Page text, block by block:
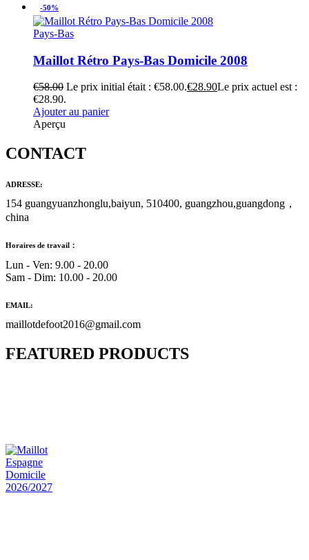
-50%
Pays-Bas
Maillot Rétro Pays-Bas Domicile 2008
€58.00 Le prix initial était : €58.00.€28.90Le prix actuel est :
€28.90.
Ajouter au panier
Aperçu
CONTACT
ADRESSE:
154 guangyuanzhonglu,baiyun, 510400, guangzhou,guangdong，
china
Horaires de travail：
Lun - Ven: 9.00 - 20.00
Sam - Dim: 10.00 - 20.00
EMAIL:
maillotdefoot2016@gmail.com
FEATURED PRODUCTS